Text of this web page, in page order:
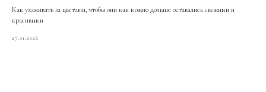
Как ухаживать за цветами, чтобы они как можно дольше оставались свежими и
красивыми
27.01.2026